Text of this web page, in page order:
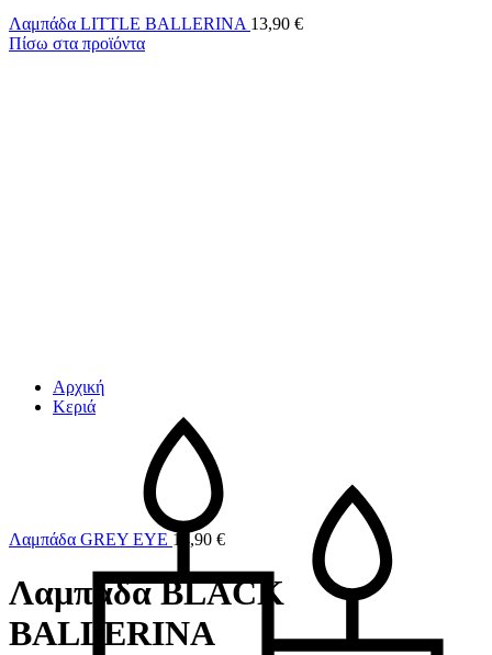
Αρχική
Κεριά
Λαμπάδα LITTLE BALLERINA 13,90 €
Πίσω στα προϊόντα
Λαμπάδα GREY EYE 14,90 €
Λαμπάδα BLACK
BALLERINA